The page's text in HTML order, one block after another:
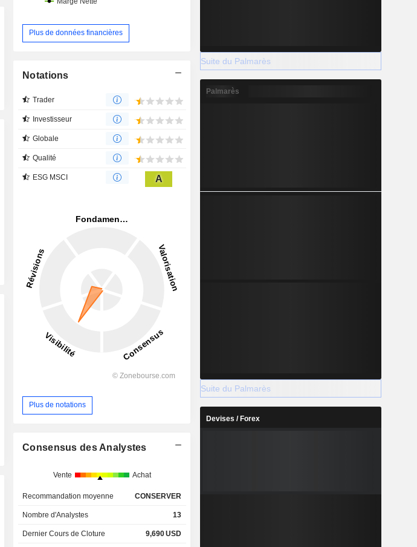
Plus de données financières
Notations
Trader
Investisseur
Globale
Qualité
ESG MSCI A
Plus de notations
Consensus des Analystes
Vente Achat
Recommandation moyenne CONSERVER
Nombre d'Analystes 13
Dernier Cours de Cloture 9,690USD
Suite du Palmarès
Palmarès
Suite du Palmarès
Devises / Forex